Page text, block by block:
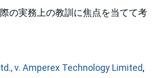
の実務上の教訓に焦点を当てて考
v. Amperex Technology Limited,